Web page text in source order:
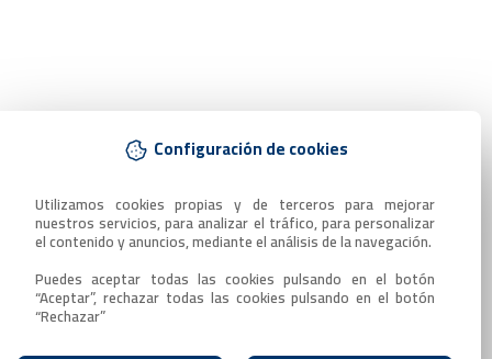
Configuración de cookies
Utilizamos cookies propias y de terceros para mejorar
nuestros servicios, para analizar el tráfico, para personalizar
el contenido y anuncios, mediante el análisis de la navegación.
Puedes aceptar todas las cookies pulsando en el botón
“Aceptar”, rechazar todas las cookies pulsando en el botón
“Rechazar”